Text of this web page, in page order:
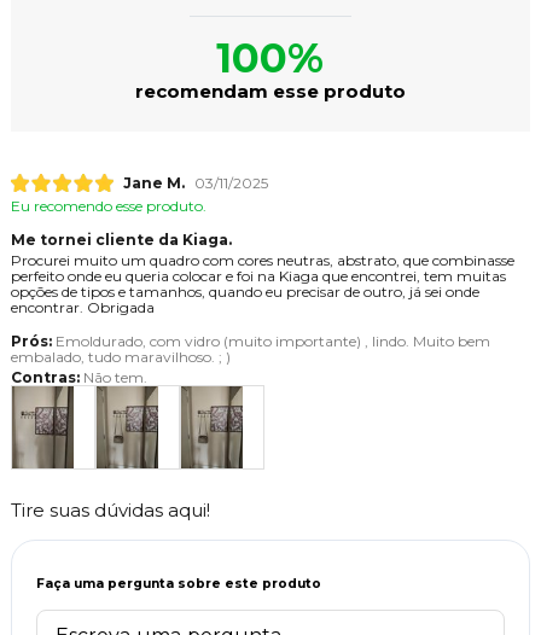
100%
recomendam esse produto
Jane M.
03/11/2025
Eu recomendo esse produto.
Me tornei cliente da Kiaga.
Procurei muito um quadro com cores neutras, abstrato, que combinasse
perfeito onde eu queria colocar e foi na Kiaga que encontrei, tem muitas
opções de tipos e tamanhos, quando eu precisar de outro, já sei onde
encontrar. Obrigada
Prós: Emoldurado, com vidro (muito importante) , lindo. Muito bem
embalado, tudo maravilhoso. ; )
Contras: Não tem.
Tire suas dúvidas aqui!
Faça uma pergunta sobre este produto